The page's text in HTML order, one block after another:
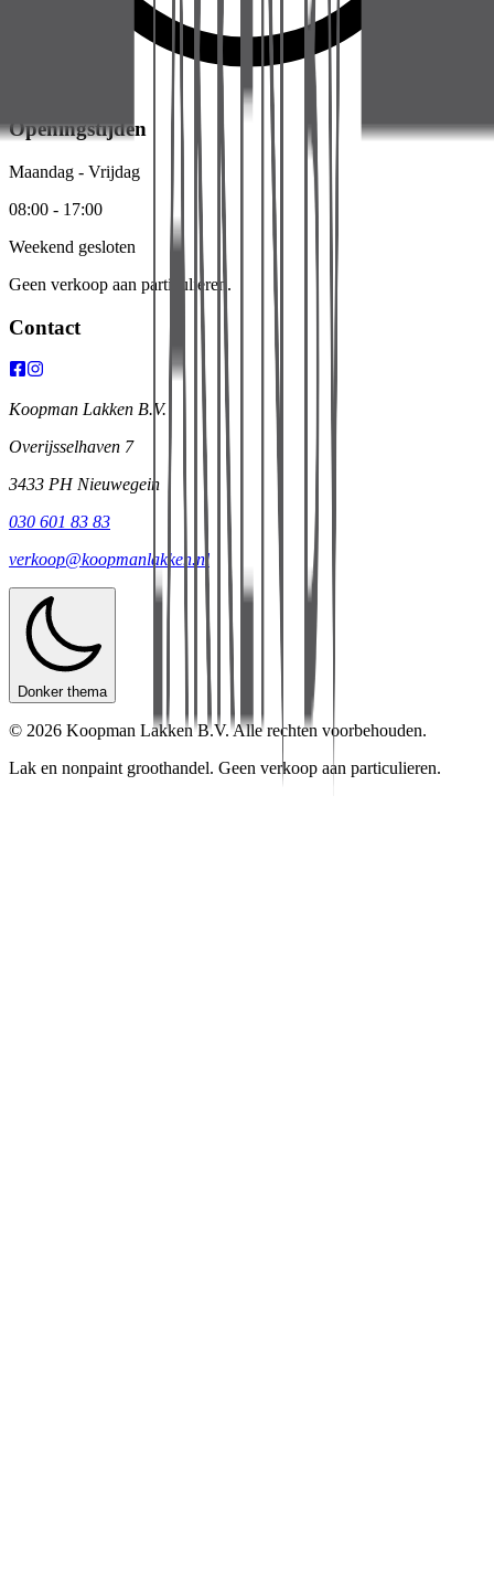
Openingstijden
Maandag - Vrijdag
08:00 - 17:00
Weekend gesloten
Geen verkoop aan particulieren.
Contact
Koopman Lakken B.V.
Overijsselhaven 7
3433 PH Nieuwegein
030 601 83 83
verkoop@koopmanlakken.nl
Donker thema
© 2026 Koopman Lakken B.V. Alle rechten voorbehouden.
Lak en nonpaint groothandel. Geen verkoop aan particulieren.